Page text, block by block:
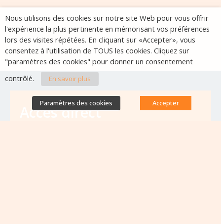
Accès direct
Nous utilisons des cookies sur notre site Web pour vous offrir
l'expérience la plus pertinente en mémorisant vos préférences
lors des visites répétées. En cliquant sur «Accepter», vous
consentez à l'utilisation de TOUS les cookies. Cliquez sur
"paramètres des cookies" pour donner un consentement
contrôlé.
En savoir plus
Paramètres des cookies Accepter